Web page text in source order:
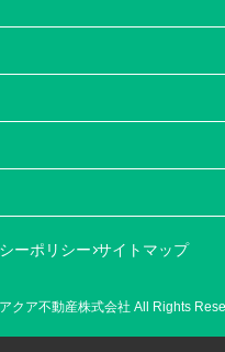
ーポリシー サイトマップ
クア不動産株式会社 All Rights